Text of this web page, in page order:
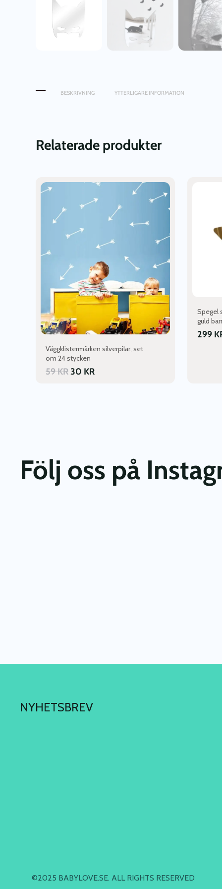
BESKRIVNING YTTERLIGARE INFORMATION
Relaterade produkter
Väggklistermärken silverpilar, set
om 24 stycken
59KR30 KR
Spegel
guld
299
Följ oss på
NYHETSBREV
©2025 BABYLOVE.SE. ALL RIGHTS RESERVED